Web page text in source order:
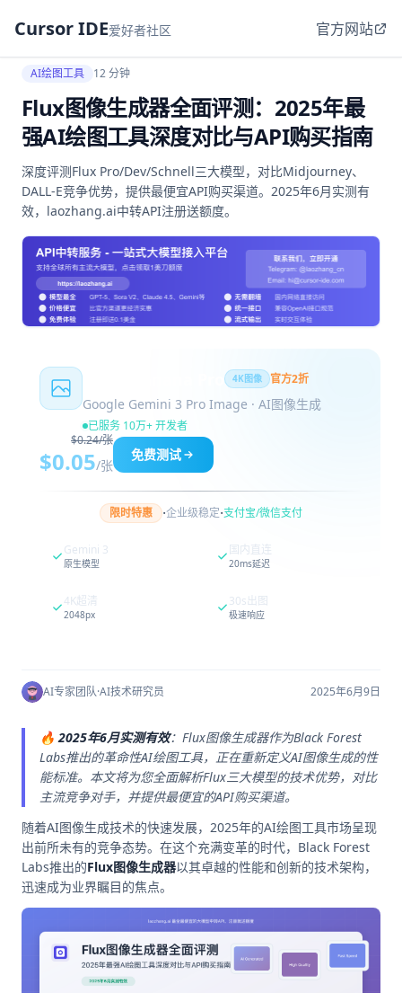
Cursor IDE爱好者社区 官方网站
AI绘图工具 12 分钟
Flux图像生成器全面评测：2025年最
强AI绘图工具深度对比与API购买指南
深度评测Flux Pro/Dev/Schnell三大模型，对比Midjourney、
DALL-E竞争优势，提供最便宜API购买渠道。2025年6月实测有
效，laozhang.ai中转API注册送额度。
4K图像 官方2折
Google Gemini 3 Pro Image · AI图像生成
已服务 10万+ 开发者
$0.24/张
$0.05/张
免费测试
限时特惠 ·企业级稳定·支付宝/微信支付
Gemini 3
原生模型
国内直连
20ms延迟
4K超清
2048px
30s出图
极速响应
AI专家团队·AI技术研究员 2025年6月9日
🔥 2025年6月实测有效：Flux图像生成器作为Black Forest
Labs推出的革命性AI绘图工具，正在重新定义AI图像生成的性
能标准。本文将为您全面解析Flux三大模型的技术优势，对比
主流竞争对手，并提供最便宜的API购买渠道。
随着AI图像生成技术的快速发展，2025年的AI绘图工具市场呈现
出前所未有的竞争态势。在这个充满变革的时代，Black Forest
Labs推出的Flux图像生成器以其卓越的性能和创新的技术架构，
迅速成为业界瞩目的焦点。